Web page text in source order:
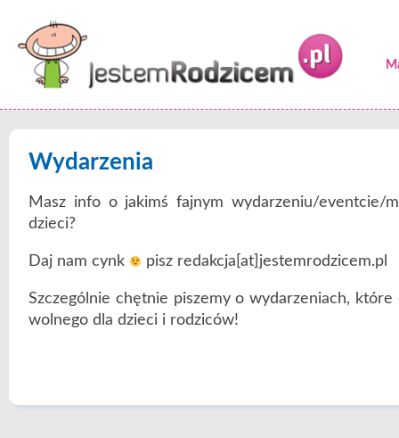
Wydarzenia
Masz info o jakimś fajnym wydarzeniu/eventcie/
dzieci?
Daj nam cynk pisz redakcja[at]jestemrodzicem.pl
Szczególnie chętnie piszemy o wydarzeniach,
wolnego dla dzieci i rodziców!